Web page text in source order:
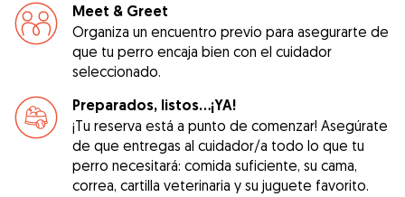
Meet & Greet
Organiza un encuentro previo para asegurarte de
que tu perro encaja bien con el cuidador
seleccionado.
Preparados, listos...¡YA!
¡Tu reserva está a punto de comenzar! Asegúrate
de que entregas al cuidador/a todo lo que tu
perro necesitará: comida suficiente, su cama,
correa, cartilla veterinaria y su juguete favorito.